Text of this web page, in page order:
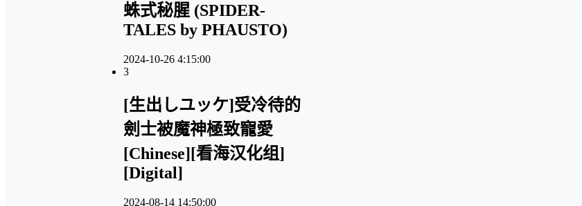
蛛式秘腥 (SPIDER-
TALES by PHAUSTO)
2024-10-26 4:15:00
3
[生出しユッケ]受冷待的
劍士被魔神極致寵愛
[Chinese][看海汉化组]
[Digital]
2024-08-14 14:50:00